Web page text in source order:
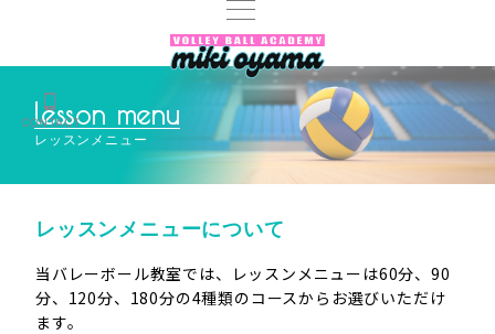
CONTACT
lesson menu
レッスンメニュー
レッスンメニューについて
当バレーボール教室では、レッスンメニューは60分、90
分、120分、180分の4種類のコースからお選びいただけ
ます。